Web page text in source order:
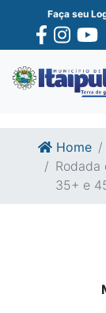
Ir para o
Ir para o fim do
Faça seu
Home
35+ e